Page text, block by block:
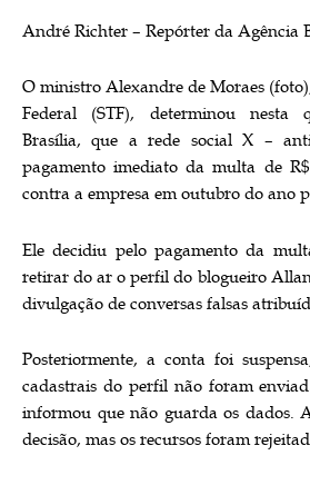
André Richter – Repórter da Agência
O ministro Alexandre de Moraes
Federal (STF), determinou nesta
Brasília, que a rede social X –
pagamento imediato da multa de
contra a empresa em outubro do ano
Ele decidiu pelo pagamento da
retirar do ar o perfil do blogueiro
divulgação de conversas falsas
Posteriormente, a conta foi
cadastrais do perfil não foram
informou que não guarda os dados.
decisão, mas os recursos foram